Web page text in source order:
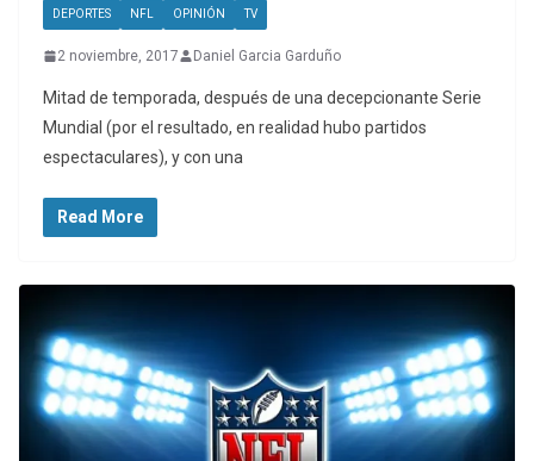
DEPORTES NFL OPINIÓN TV
2 noviembre, 2017 Daniel Garcia Garduño
Mitad de temporada, después de una decepcionante Serie
Mundial (por el resultado, en realidad hubo partidos
espectaculares), y con una
Read More